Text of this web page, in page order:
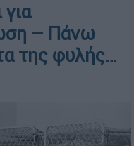
– Πάνω
της φυλής…